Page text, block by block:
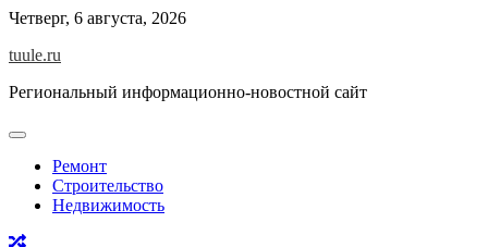
Skip
content
Четверг, 6 августа, 2026
tuule.ru
Региональный информационно-новостной сайт
Ремонт
Строительство
Недвижимость